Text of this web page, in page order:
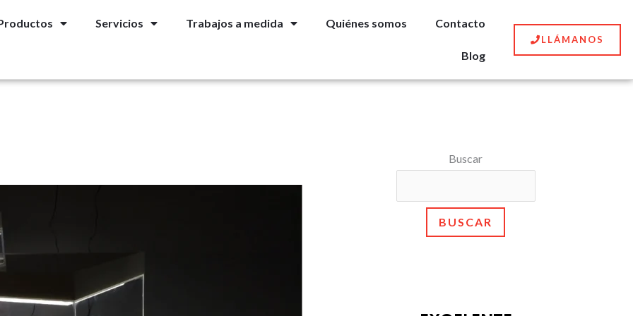
Servicios Trabajos a medida Quiénes somos Contacto
Blog
LLÁMANOS
Buscar
BUSCAR